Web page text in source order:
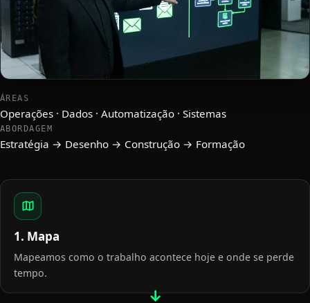
ÁREAS
Operações · Dados · Automatização · Sistemas
ABORDAGEM
Estratégia → Desenho → Construção → Formação
1. Mapa
Mapeamos como o trabalho acontece hoje e onde se perde
tempo.